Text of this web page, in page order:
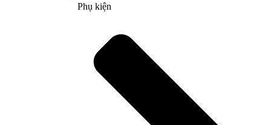
Phụ kiện